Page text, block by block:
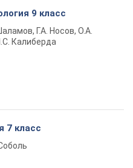
9 класс
Г.А. Носов, О.А.
Калиберда
7 класс